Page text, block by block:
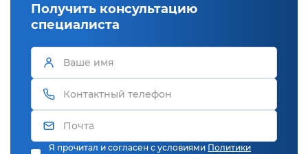
Получить консультацию
специалиста
Я прочитал и согласен с условиями Политики